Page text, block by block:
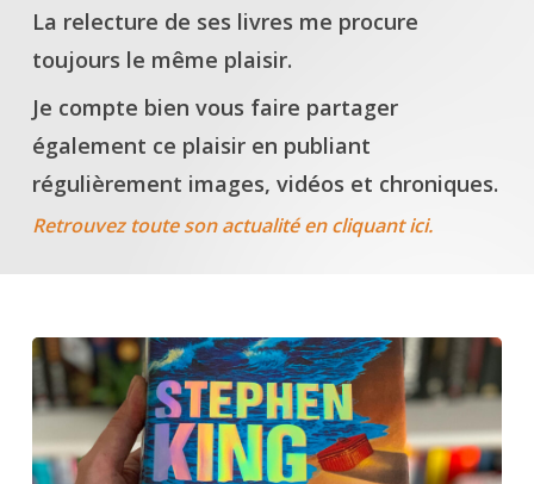
La relecture de ses livres me procure
toujours le même plaisir.
Je compte bien vous faire partager
également ce plaisir en publiant
régulièrement images, vidéos et chroniques.
Retrouvez toute son actualité en cliquant ici.